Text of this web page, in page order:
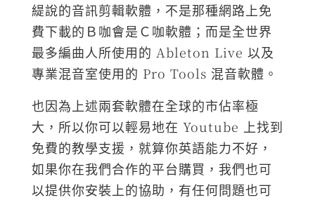
緹說的音訊剪輯軟體，不是那種網路上免
費下載的Ｂ咖會是Ｃ咖軟體；而是全世界
最多編曲人所使用的 Ableton Live 以及
專業混音室使用的 Pro Tools 混音軟體。
也因為上述兩套軟體在全球的市佔率極
大，所以你可以輕易地在 Youtube 上找到
免費的教學支援，就算你英語能力不好，
如果你在我們合作的平台購買，我們也可
以提供你安裝上的協助，有任何問題也可